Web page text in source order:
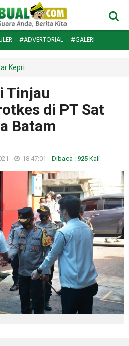
#ADVERTORIAL #GALERI
Kepri
Tinjau
di PT Sat
Batam
18:47:01 Dibaca : 925 Kali